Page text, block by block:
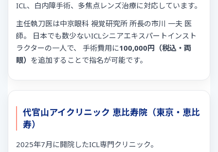
ICL、白内障手術、多焦点レンズ治療に対応しています。
主任執刀医は中京眼科 視覚研究所 所長の市川 一夫 医
師。 日本でも数少ないICLシニアエキスパートインスト
ラクターの一人で、 手術費用に100,000円（税込・両
眼） を追加することで指名が可能です。
代官山アイクリニック 恵比寿院（東京・恵比
寿）
2025年7月に開院したICL専門クリニック。